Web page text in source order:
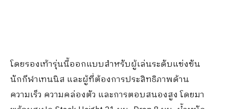
โดยรองเท้ารุ่นนี้ออกแบบสำหรับผู้เล่นระดับแข่งขัน
นักกีฬาเทนนิส และผู้ที่ต้องการประสิทธิภาพด้าน
ความเร็ว ความคล่องตัว และการตอบสนองสูง โดยมา